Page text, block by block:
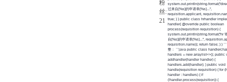
粉
丝:
21
过来自[%s]的申请单[%s]...",
requisition.applicant,
true; } } public class hrhandler
handler{ @override public boolean
process(requisition requisition) {
system.out.println(string.format("hr
自[%s]的申请单[%s]...",
requisition.name)); return false; } } ```
整： ```java public class
handlers = new arraylist<>(); public
addhandler(handler handler) {
handlers.add(handler); } public void
handle(requisition requisition) { for
handler : handlers) { if
(!handler.process(requisition)) {